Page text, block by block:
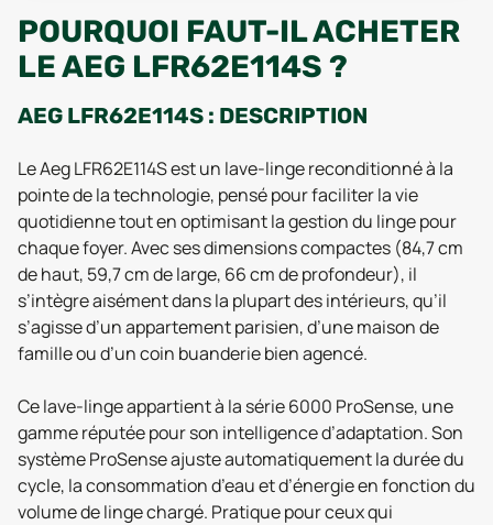
POURQUOI FAUT-IL ACHETER
LE AEG LFR62E114S ?
AEG LFR62E114S : DESCRIPTION
Le Aeg LFR62E114S est un lave-linge reconditionné à la
pointe de la technologie, pensé pour faciliter la vie
quotidienne tout en optimisant la gestion du linge pour
chaque foyer. Avec ses dimensions compactes (84,7 cm
de haut, 59,7 cm de large, 66 cm de profondeur), il
s’intègre aisément dans la plupart des intérieurs, qu’il
s’agisse d’un appartement parisien, d’une maison de
famille ou d’un coin buanderie bien agencé.
Ce lave-linge appartient à la série 6000 ProSense, une
gamme réputée pour son intelligence d’adaptation. Son
système ProSense ajuste automatiquement la durée du
cycle, la consommation d’eau et d’énergie en fonction du
volume de linge chargé. Pratique pour ceux qui